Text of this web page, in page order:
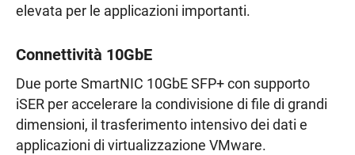
elevata per le applicazioni importanti.
Connettività 10GbE
Due porte SmartNIC 10GbE SFP+ con supporto
iSER per accelerare la condivisione di file di grandi
dimensioni, il trasferimento intensivo dei dati e
applicazioni di virtualizzazione VMware.